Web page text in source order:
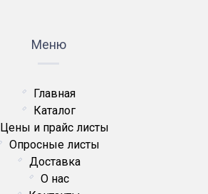
Меню
Главная
Каталог
Цены и прайс листы
Опросные листы
Доставка
О нас